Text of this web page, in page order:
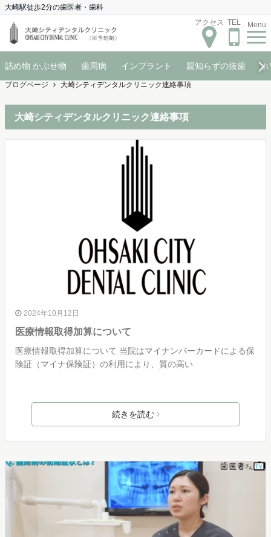
大崎駅徒歩2分の歯医者・歯科
アクセス TEL Menu
詰め物 かぶせ物 歯周病 インプラント 親知らずの抜歯 ホ
ブログページ 大崎シティデンタルクリニック連絡事項
大崎シティデンタルクリニック連絡事項
2024年10月12日
医療情報取得加算について
医療情報取得加算について 当院はマイナンバーカードによる保
険証（マイナ保険証）の利用により、質の高い
続きを読む